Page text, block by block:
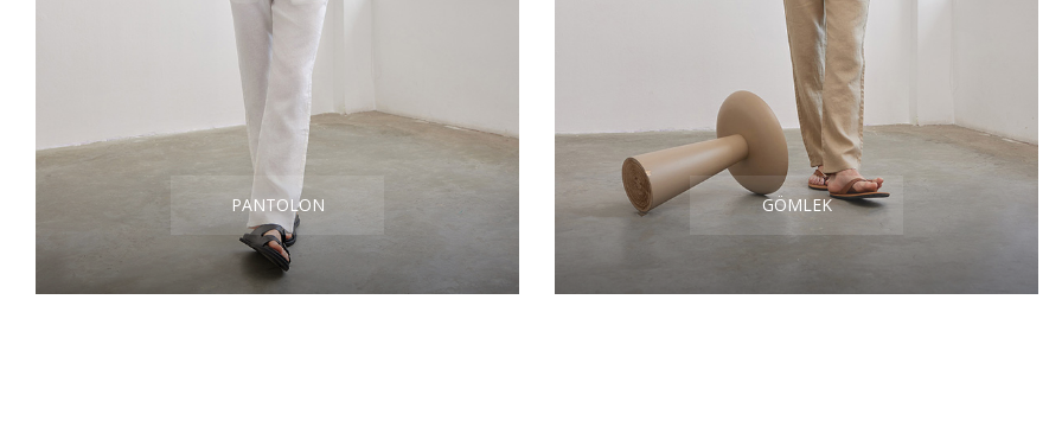
PANTOLON GÖMLEK